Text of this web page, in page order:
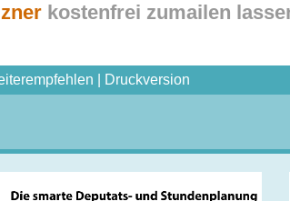
kostenfrei zumailen
Druckversion